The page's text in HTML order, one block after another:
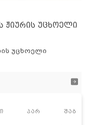
ს ჟიურის უცხოელი
უცხოელი
პარ შაბ